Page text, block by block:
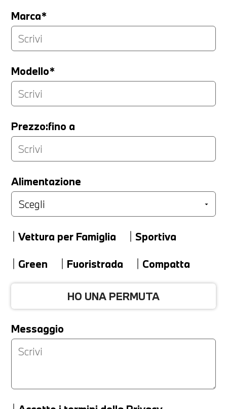
Marca*
Modello*
Prezzo:fino a
Alimentazione
Vettura per Famiglia
Sportiva
Green
Fuoristrada Compatta
HO UNA PERMUTA
LA TUA PERMUTA
Marca
Modello
Versione
Messaggio